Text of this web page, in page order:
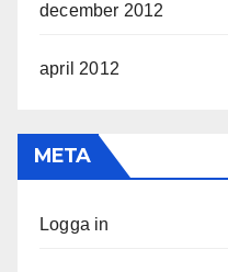
december 2012
april 2012
META
Logga in